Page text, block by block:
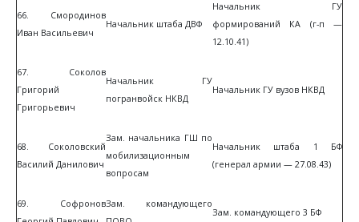
66. Смородинов
Иван Васильевич
Начальник штаба ДВФ
Начальник ГУ
формирований КА (г-п —
12.10.41)
67. Соколов
Григорий
Григорьевич
Начальник ГУ
погранвойск НКВД
Начальник ГУ вузов НКВД
68. Соколовский
Василий Данилович
Зам. начальника ГШ по
мобилизационным
вопросам
Начальник штаба 1 БФ
(генерал армии — 27.08.43)
69. СофроновЗам. командующего
Зам. командующего 3 БФ